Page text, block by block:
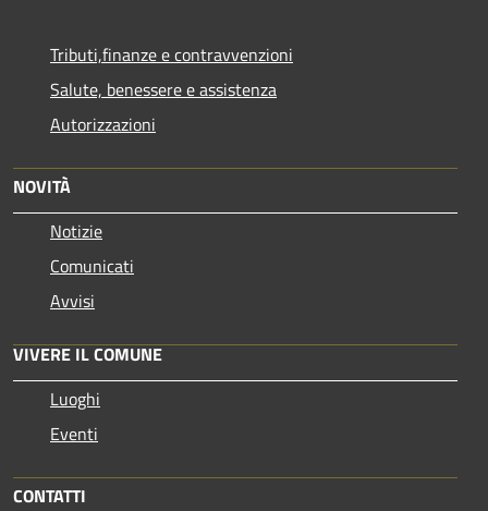
Tributi,finanze e contravvenzioni
Salute, benessere e assistenza
Autorizzazioni
NOVITÀ
Notizie
Comunicati
Avvisi
VIVERE IL COMUNE
Luoghi
Eventi
CONTATTI